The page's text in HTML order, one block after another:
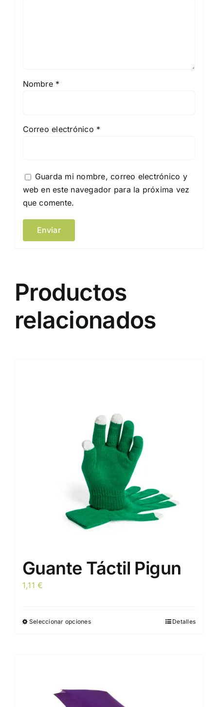
Nombre *
Correo electrónico *
Guarda mi nombre, correo electrónico y
web en este navegador para la próxima vez
que comente.
Productos
relacionados
Guante Táctil Pigun
1,11€
Seleccionar opcionesEste
Las
opciones
Detalles